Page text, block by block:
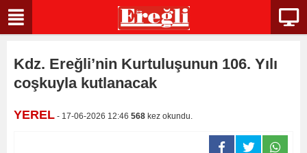
Kdz. Ereğli’nin Kurtuluşunun 106. Yılı
coşkuyla kutlanacak
YEREL - 17-06-2026 12:46 568 kez okundu.